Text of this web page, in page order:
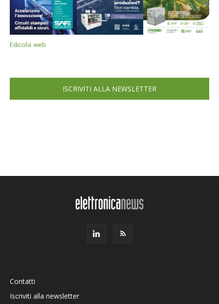
Edicola web
ISCRIVITI ALLA NEWSLETTER
Contatti
Iscriviti alla newsletter